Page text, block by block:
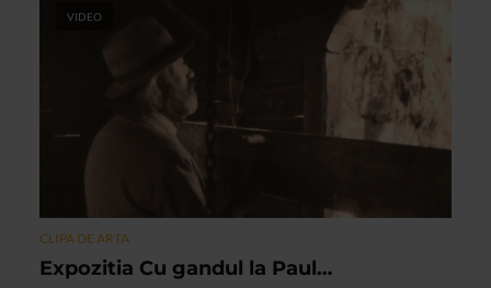
VIDEO
CLIPA DE ARTA
Expozitia Cu gandul la Paul…